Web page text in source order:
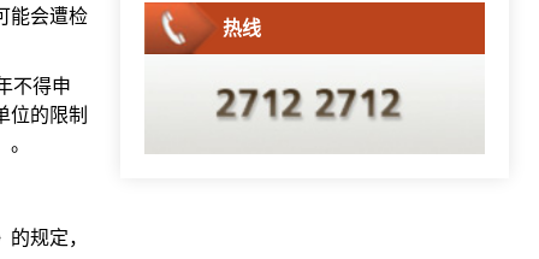
能会遭检
不得申
位的限制
规定，
热线